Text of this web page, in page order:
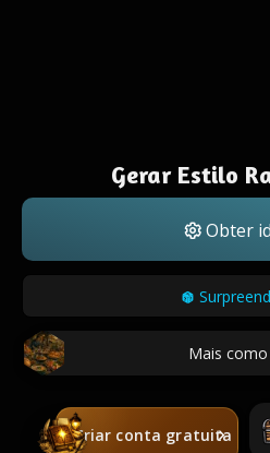
Gerar Estilo
Obter
Mais
Criar conta gratuita